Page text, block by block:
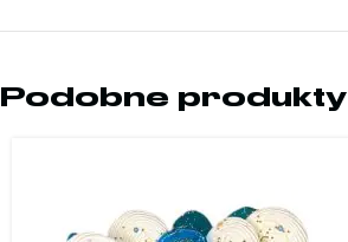
Podobne produkty